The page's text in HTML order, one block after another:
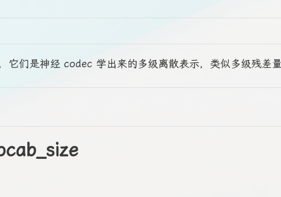
它们是神经 codec 学出来的多级离散表示，类似多级残差